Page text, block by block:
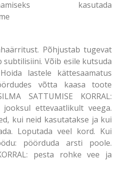
kasutada
Põhjustab tugevat
subtilisiini. Võib esile kutsuda
lastele kättesaamatus
võtta kaasa toote
SATTUMISE KORRAL:
ettevaatlikult veega.
kui neid kasutatakse ja kui
Loputada veel kord. Kui
pöörduda arsti poole.
pesta rohke vee ja